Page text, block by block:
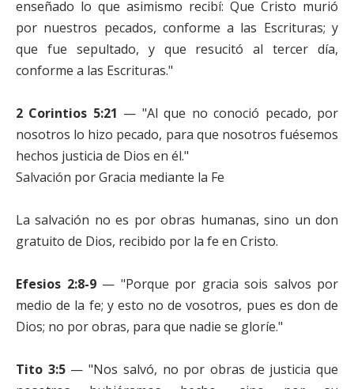
enseñado lo que asimismo recibí: Que Cristo murió
por nuestros pecados, conforme a las Escrituras; y
que fue sepultado, y que resucitó al tercer día,
conforme a las Escrituras."
2 Corintios 5:21 — "Al que no conoció pecado, por
nosotros lo hizo pecado, para que nosotros fuésemos
hechos justicia de Dios en él."
Salvación por Gracia mediante la Fe
La salvación no es por obras humanas, sino un don
gratuito de Dios, recibido por la fe en Cristo.
Efesios 2:8-9— "Porque por gracia sois salvos por
medio de la fe; y esto no de vosotros, pues es don de
Dios; no por obras, para que nadie se gloríe."
Tito 3:5— "Nos salvó, no por obras de justicia que